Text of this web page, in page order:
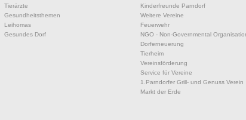
Tierärzte
Gesundheitsthemen
Leihomas
Gesundes Dorf
Kinderfreunde Parndorf
Weitere Vereine
Feuerwehr
NGO - Non-Governmental
Dorferneuerung
Tierheim
Vereinsförderung
Service für Vereine
1.Parndorfer Grill- und Genuss Verein
Markt der Erde